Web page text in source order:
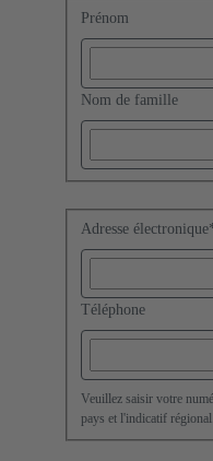
Prénom
Nom de famille
Adresse électronique
Téléphone
Veuillez saisir votre
pays et l'indicatif régional.